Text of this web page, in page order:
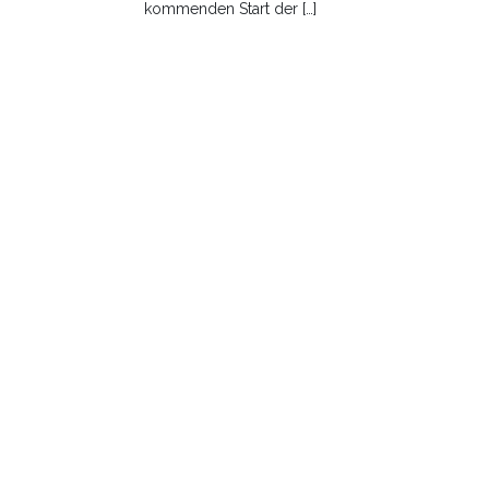
kommenden Start der […]